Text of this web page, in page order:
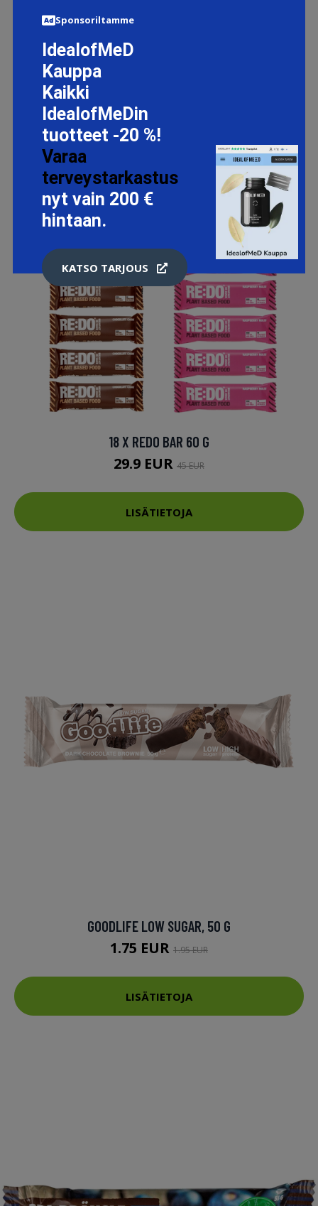
LISÄTIETOJA
18 X REDO BAR 60 G
29.9 EUR 45 EUR
LISÄTIETOJA
GOODLIFE LOW SUGAR, 50 G
1.75 EUR 1.95 EUR
LISÄTIETOJA
Sponsoriltamme
IdealofMeD
Kauppa
Kaikki
IdealofMeDin
tuotteet -20 %!
Varaa
terveystarkastus
nyt vain 200 €
hintaan.
KATSO TARJOUS